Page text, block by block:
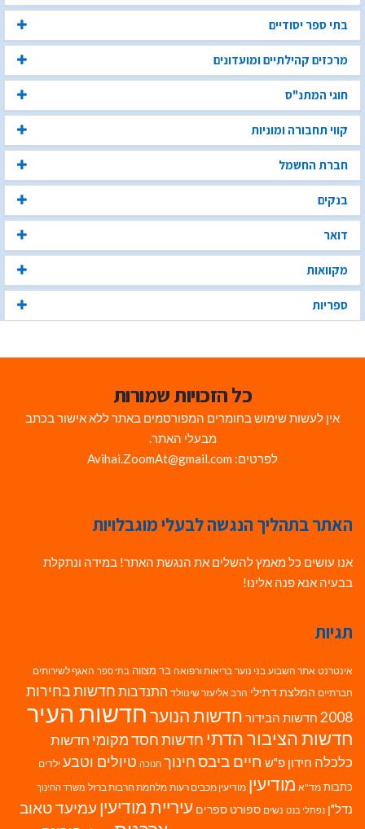
בתי ספר יסודיים
מרכזים קהילתיים ומועדונים
חוגי המתנ"ס
קווי תחבורה ומוניות
חברת החשמל
בנקים
דואר
מקוואות
ספריות
כל הזכויות שמורות
אין לעשות שימוש בחומרים המפורסמים באתר ללא אישור בכתב
מבעלי האתר.
לפרטים: Avihai.ZoomAt@gmail.com
האתר בתהליך הנגשה לבעלי מוגבלויות
אנו עושים כל מאמץ להשלים את הנגשת האתר! במידה ונתקלת
בבעיה אנא פנה אלינו!
תגיות
אינטרנט אתר השבוע בני נוער בריאות ורפואה בר מצווה בתי ספר האגף לשירותים
חברתיים המלצת דתילי הרב אליעזר שינוולד התנדבות חדשות בחירות
2008 חדשות הבידור חדשות הנוערחדשות העיר
חדשות הציבור הדתי חדשות חסד מקומי חדשות
כלכלה חידון פ"ש חיים ביבסחינוך חנוכה טיולים וטבע ילדים
כתבות מד"א מודיעין מודיעין מכבים רעות מלחמת חרבות ברזל משרד החינוך
נדל"ן נפתלי בנט נשים ספורט ספרים עיריית מודיעין עמיעד טאוב